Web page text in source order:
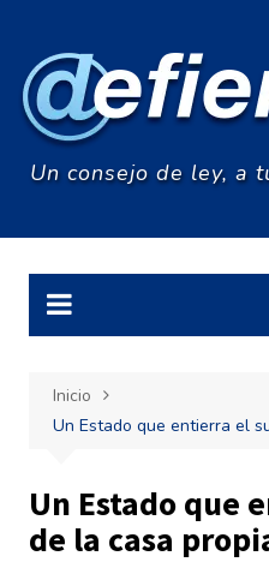
contenido
Un consejo de ley, a
Inicio
Un Estado que entierra el
Un Estado que
de la casa